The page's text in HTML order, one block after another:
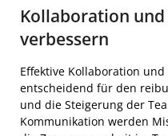
Kollaboration
verbessern
Effektive Kollaboration
entscheidend für den
und die Steigerung der
Kommunikation werden